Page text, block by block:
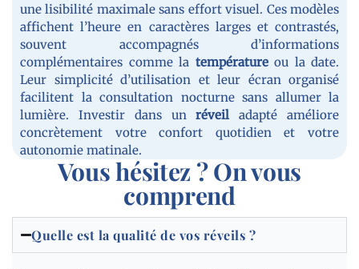
une lisibilité maximale sans effort visuel. Ces modèles
affichent l’heure en caractères larges et contrastés,
souvent accompagnés d’informations
complémentaires comme la températureou la date.
Leur simplicité d’utilisation et leur écran organisé
facilitent la consultation nocturne sans allumer la
lumière. Investir dans unréveil adapté améliore
concrètement votre confort quotidien et votre
autonomie matinale.
Vous hésitez ? On vous
comprend
Quelle est la qualité de vos réveils ?